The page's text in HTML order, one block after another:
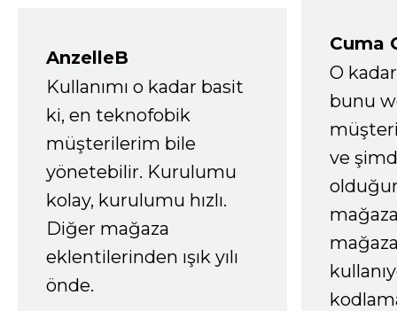
AnzelleB
Kullanımı o kadar basit
ki, en teknofobik
müşterilerim bile
yönetebilir. Kurulumu
kolay, kurulumu hızlı.
Diğer mağaza
eklentilerinden ışık yılı
önde.
Cuma
O
bunu
ve